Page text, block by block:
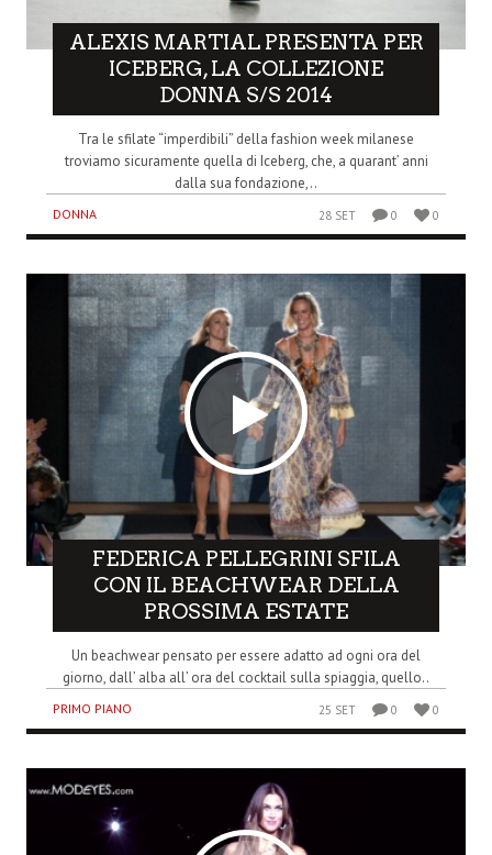
ALEXIS MARTIAL PRESENTA PER
ICEBERG, LA COLLEZIONE
DONNA S/S 2014
Tra le sfilate “imperdibili” della fashion week milanese
troviamo sicuramente quella di Iceberg, che, a quarant’ anni
dalla sua fondazione,..
DONNA 28 SET 0 0
FEDERICA PELLEGRINI SFILA
CON IL BEACHWEAR DELLA
PROSSIMA ESTATE
Un beachwear pensato per essere adatto ad ogni ora del
giorno, dall’ alba all’ ora del cocktail sulla spiaggia, quello..
PRIMO PIANO 25 SET 0 0